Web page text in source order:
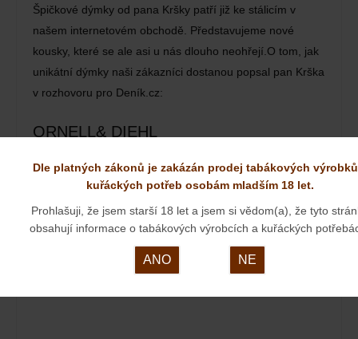
Špičkové dýmky od pana Kršky patří již ke stálicím v
našem internetovém obchodě. Představujeme nové
kousky, které se ale asi u nás dlouho neohřejí.O tom, jak
unikátní dýmky naši zákazníci dostanou popsal pan Krška
v rozhovoru pro Deník.cz:
ORNELL& DIEHL
23. 03. 2024
Dle platných zákonů je zakázán prodej tabákových
kuřáckých potřeb osobám mladším 18 let.
Prohlašuji, že jsem starší 18 let a jsem si vědom(a), že tyto
obsahují informace o tabákových výrobcích a kuřáckých
ANO NE